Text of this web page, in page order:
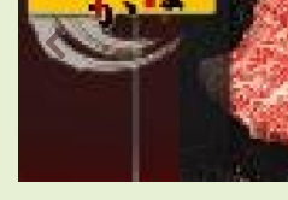
前の画像へ